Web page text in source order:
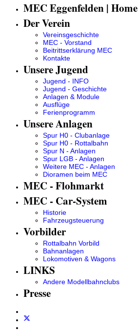
MEC Eggenfelden | Home
Der Verein
Vereinsgeschichte
MEC - Vorstand
Beitrittserklärung MEC
Kontakte
Unsere Jugend
Jugend - INFO
Jugend - Geschichte
Anlagen & Module
Ausflüge
Ferienprogramm
Unsere Anlagen
Spur H0 - Clubanlage
Spur H0 - Rottalbahn
Spur N - Anlagen
Spur LGB - Anlagen
Weitere MEC - Anlagen
Dioramen beim MEC
MEC - Flohmarkt
MEC - Car-System
Historie
Fahrzeugsteuerung
Vorbilder
Rottalbahn Vorbild
Bahnanlagen
Lokomotiven & Wagons
LINKS
Andere Modellbahnclubs
Presse